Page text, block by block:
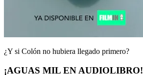
¿Y si Colón no hubiera llegado primero?
¡AGUAS MIL EN AUDIOLIBRO!